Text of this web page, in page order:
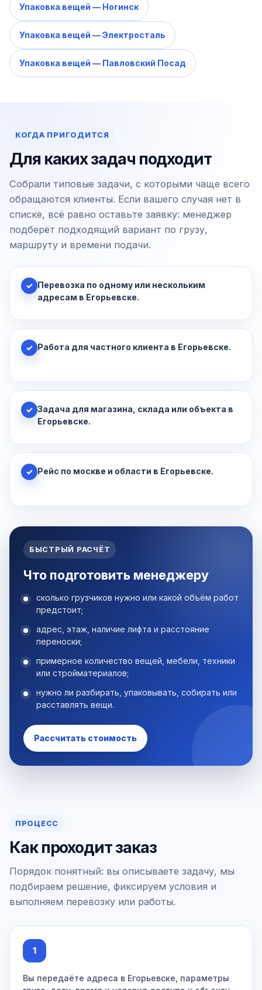
Упаковка вещей — Ногинск
Упаковка вещей — Электросталь
Упаковка вещей — Павловский Посад
КОГДА ПРИГОДИТСЯ
Для каких задач подходит
Собрали типовые задачи, с которыми чаще всего
обращаются клиенты. Если вашего случая нет в
списке, всё равно оставьте заявку: менеджер
подберёт подходящий вариант по грузу,
маршруту и времени подачи.
✓ Перевозка по одному или нескольким
адресам в Егорьевске.
✓ Работа для частного клиента в Егорьевске.
✓ Задача для магазина, склада или объекта в
Егорьевске.
✓ Рейс по москве и области в Егорьевске.
БЫСТРЫЙ РАСЧЁТ
Что подготовить менеджеру
сколько грузчиков нужно или какой объём работ
предстоит;
адрес, этаж, наличие лифта и расстояние
переноски;
примерное количество вещей, мебели, техники
или стройматериалов;
нужно ли разбирать, упаковывать, собирать или
расставлять вещи.
Рассчитать стоимость
ПРОЦЕСС
Как проходит заказ
Порядок понятный: вы описываете задачу, мы
подбираем решение, фиксируем условия и
выполняем перевозку или работы.
1
Вы передаёте адреса в Егорьевске, параметры